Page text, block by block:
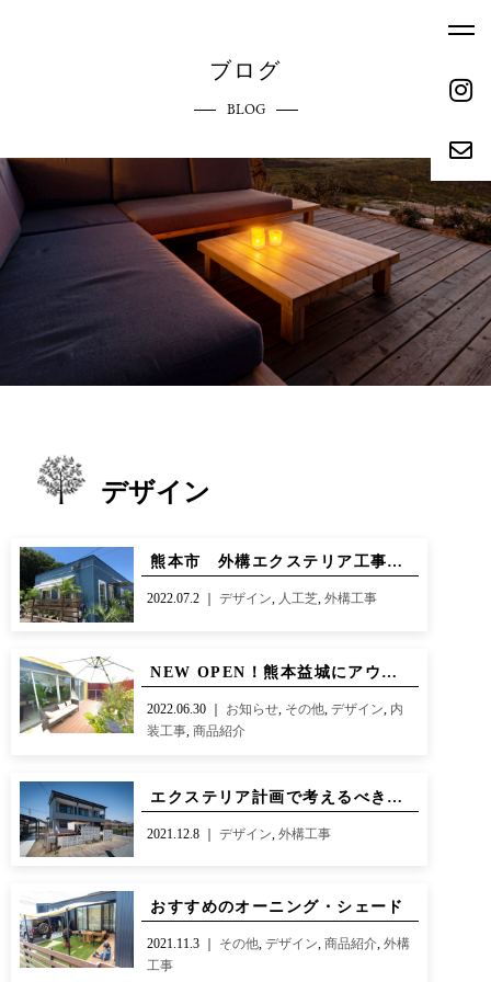
ホーム
HOME
エクステリアへのこだわり
COMMITMENT
参考価格
REFERENCE PRICE
施工実績
お問い合わせ
CONTACT
お知らせ
INFORMATION INSTAGRAM
オンラインショップ
ブログ
BLOG
デザイン
熊本市 外構エクステリア工事進行中
2022.07.2 ｜デザイン 人工芝 ,外構工事
NEW OPEN！熊本益城にアウトドアリビングのセレクトショップ【LaurelBEE×CENO】誕生
2022.06.30 ｜ お知らせ その他 ,デザイン
内
装工事 ,商品紹介
エクステリア計画で考えるべきこと｜理想のお庭を造ろう
2021.12.8 ｜デザイン ,外構工事
おすすめのオーニング・シェード
2021.11.3 ｜ その他 ,デザイン ,商品紹介 ,外構
工事